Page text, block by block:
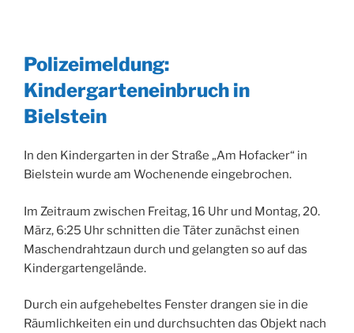
Polizeimeldung:
Kindergarteneinbruch in
Bielstein
In den Kindergarten in der Straße „Am Hofacker“ in
Bielstein wurde am Wochenende eingebrochen.
Im Zeitraum zwischen Freitag, 16 Uhr und Montag, 20.
März, 6:25 Uhr schnitten die Täter zunächst einen
Maschendrahtzaun durch und gelangten so auf das
Kindergartengelände.
Durch ein aufgehebeltes Fenster drangen sie in die
Räumlichkeiten ein und durchsuchten das Objekt nach